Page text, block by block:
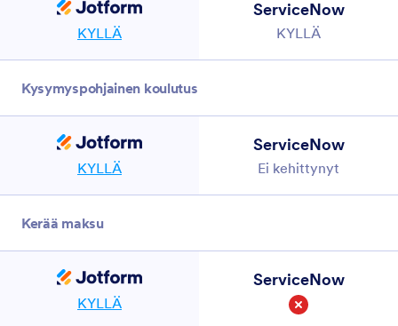
KYLLÄ
ServiceNow
KYLLÄ
Kysymyspohjainen koulutus
KYLLÄ
ServiceNow
Ei kehittynyt
Kerää maksu
KYLLÄ
ServiceNow